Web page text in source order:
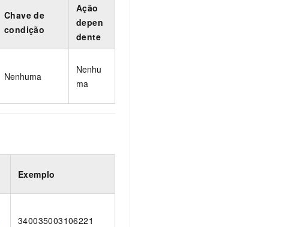
Chave de
condição
Ação
depen
dente
Nenhuma
Nenhu
ma
Exemplo
340035003106221